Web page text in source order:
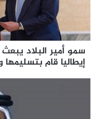
رئيسة
وزراء
إيطاليا
قام
بتسليمها
وزير
سمو أمير البلاد
إيطاليا قام بتسليمها